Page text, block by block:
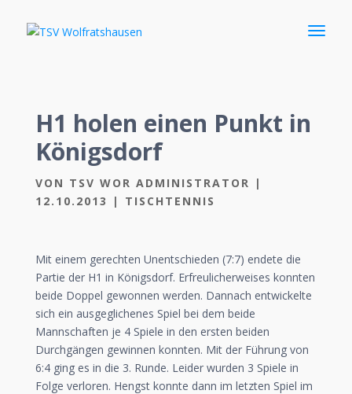
H1 holen einen Punkt in
Königsdorf
VON TSV WOR ADMINISTRATOR |
12.10.2013
| TISCHTENNIS
Mit einem gerechten Unentschieden (7:7) endete die
Partie der H1 in Königsdorf. Erfreulicherweises konnten
beide Doppel gewonnen werden. Dannach entwickelte
sich ein ausgeglichenes Spiel bei dem beide
Mannschaften je 4 Spiele in den ersten beiden
Durchgängen gewinnen konnten. Mit der Führung von
6:4 ging es in die 3. Runde. Leider wurden 3 Spiele in
Folge verloren. Hengst konnte dann im letzten Spiel im